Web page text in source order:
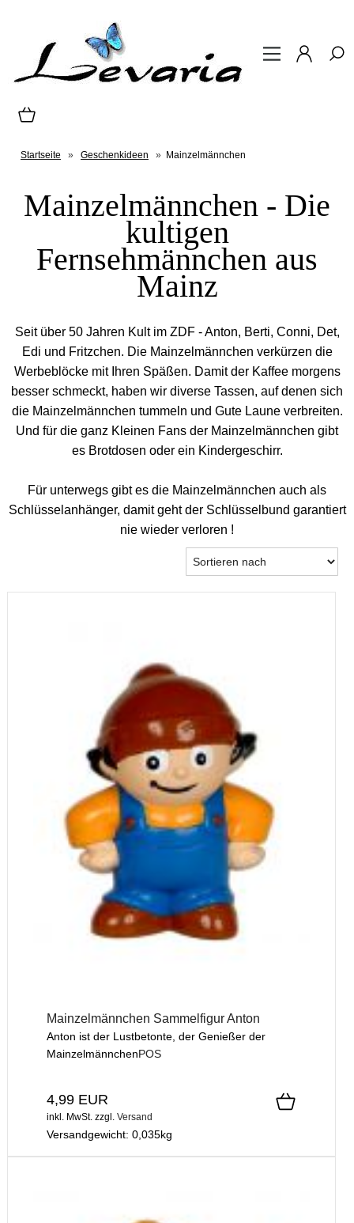
Startseite » Geschenkideen » Mainzelmännchen
Mainzelmännchen - Die
kultigen
Fernsehmännchen aus
Mainz
Seit über 50 Jahren Kult im ZDF - Anton, Berti, Conni, Det,
Edi und Fritzchen. Die Mainzelmännchen verkürzen die
Werbeblöcke mit Ihren Späßen. Damit der Kaffee morgens
besser schmeckt, haben wir diverse Tassen, auf denen sich
die Mainzelmännchen tummeln und Gute Laune verbreiten.
Und für die ganz Kleinen Fans der Mainzelmännchen gibt
es Brotdosen oder ein Kindergeschirr.
Für unterwegs gibt es die Mainzelmännchen auch als
Schlüsselanhänger, damit geht der Schlüsselbund garantiert
nie wieder verloren !
Mainzelmännchen Sammelfigur Anton
Anton ist der Lustbetonte, der Genießer der
MainzelmännchenPOS
4,99 EUR
inkl. MwSt. zzgl. Versand
Versandgewicht: 0,035kg